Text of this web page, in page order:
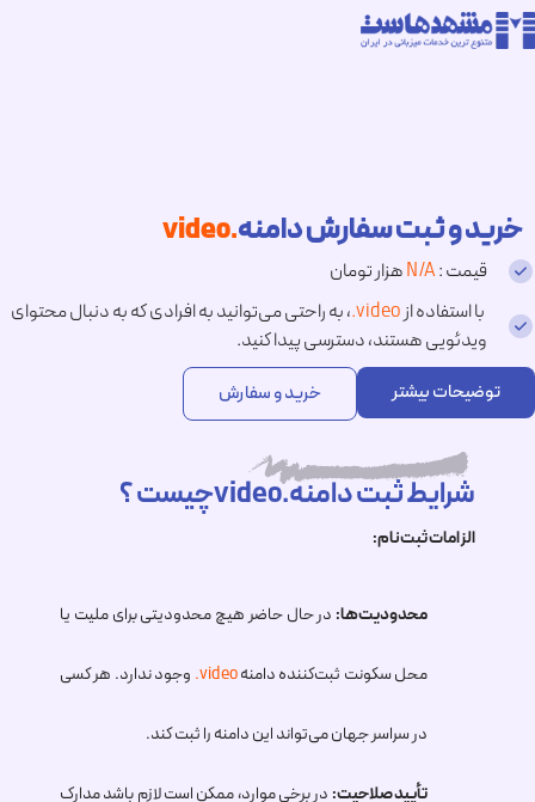
خرید و ثبت سفارش دامنه.video
قیمت :N/Aهزار تومان
با استفاده از .video، به راحتی می‌توانید به افرادی که به دنبال محتوای
ویدئویی هستند، دسترسی پیدا کنید.
توضیحات بیشتر خرید و سفارش
شرایط ثبت دامنه.videoچیست ؟
الزامات ثبت‌نام:
محدودیت‌ها: در حال حاضر هیچ محدودیتی برای ملیت یا
محل سکونت ثبت‌کننده دامنه.video وجود ندارد. هر کسی
در سراسر جهان می‌تواند این دامنه را ثبت کند.
تأیید صلاحیت: در برخی موارد، ممکن است لازم باشد مدارک